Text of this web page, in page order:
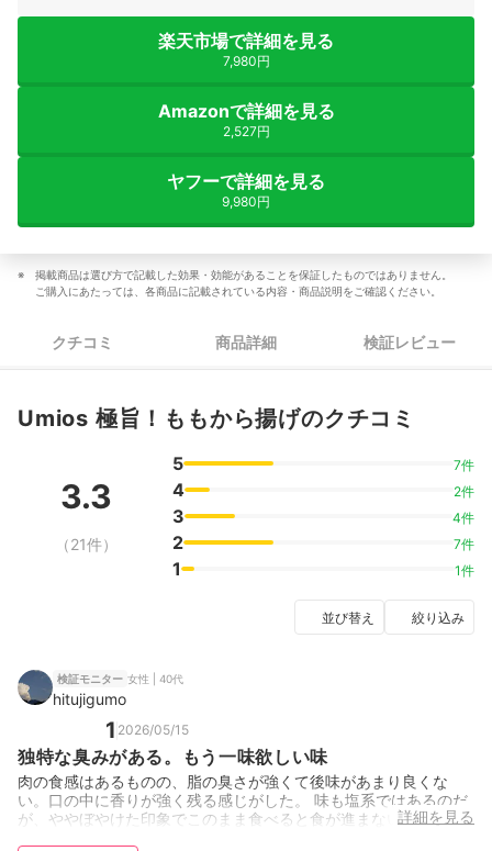
楽天市場で詳細を見る
7,980円
Amazonで詳細を見る
2,527円
ヤフーで詳細を見る
9,980円
掲載商品は選び方で記載した効果・効能があることを保証したものではありません。
ご購入にあたっては、各商品に記載されている内容・商品説明をご確認ください。
クチコミ 商品詳細 検証レビュー
Umios 極旨！ももから揚げのクチコミ
3.3
（21件）
5 7件
4 2件
3 4件
2 7件
1 1件
並び替え 絞り込み
検証モニター 女性 | 40代
hitujigumo
1 2026/05/15
独特な臭みがある。もう一味欲しい味
肉の食感はあるものの、脂の臭さが強くて後味があまり良くな
い。口の中に香りが強く残る感じがした。 味も塩系ではあるのだ
が、ややぼやけた印象でこのまま食べると食が進まないと感じた
詳細を見る